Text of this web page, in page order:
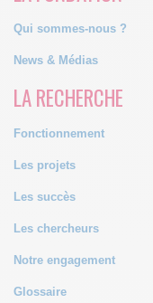
Qui sommes-nous ?
News & Médias
LA RECHERCHE
Fonctionnement
Les projets
Les succès
Les chercheurs
Notre engagement
Glossaire